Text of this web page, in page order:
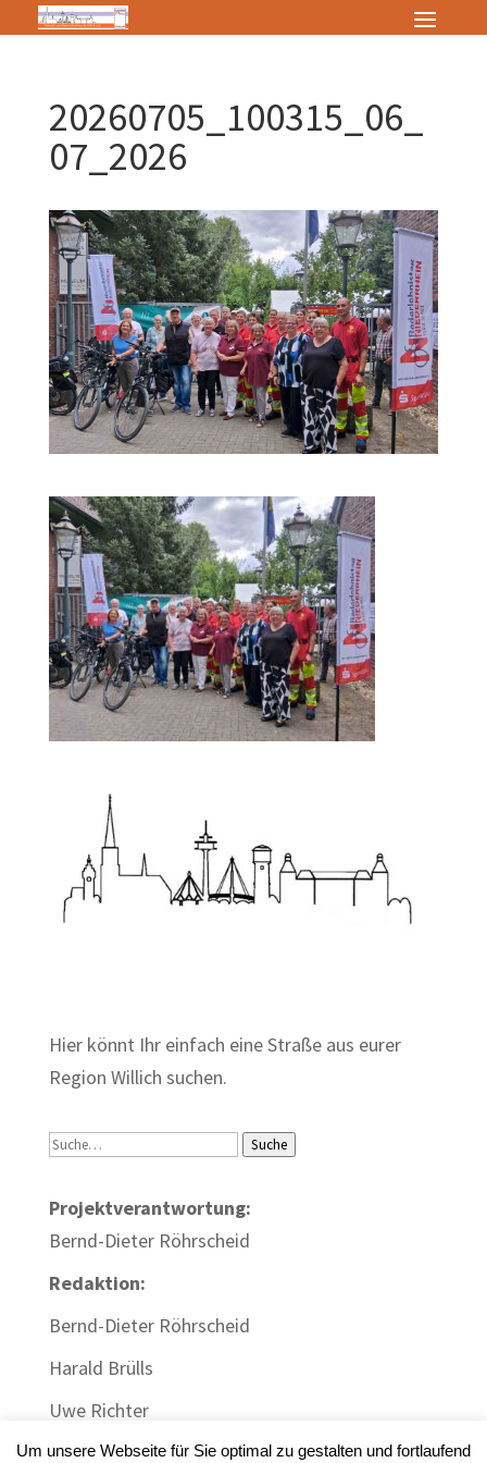
20260705_100315_06_
07_2026
Hier könnt Ihr einfach eine Straße aus eurer
Region Willich suchen.
Suche Suche
Projektverantwortung:
Bernd-Dieter Röhrscheid
Redaktion:
Bernd-Dieter Röhrscheid
Harald Brülls
Uwe Richter
Um unsere Webseite für Sie optimal zu gestalten und fortlaufend